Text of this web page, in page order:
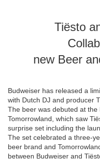
Tiësto
new Beer
Budweiser has released a
with Dutch DJ and producer
The beer was debuted at the
Tomorrowland, which saw
surprise set including the
The set celebrated a three-
beer brand and
between Budweiser and